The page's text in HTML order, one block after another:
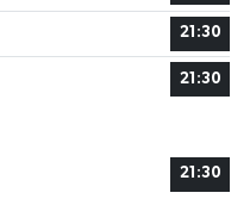
21:30
21:30
21:30